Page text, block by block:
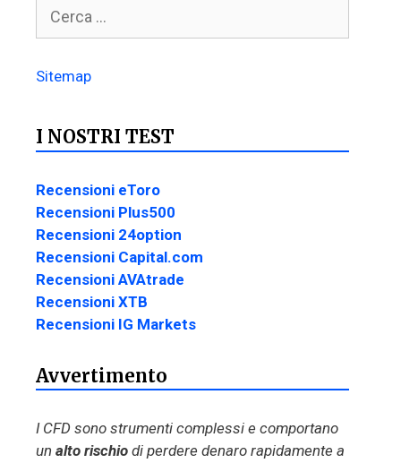
Sitemap
I NOSTRI TEST
Recensioni eToro
Recensioni Plus500
Recensioni 24option
Recensioni Capital.com
Recensioni AVAtrade
Recensioni XTB
Recensioni IG Markets
Avvertimento
I CFD sono strumenti complessi e comportano
un alto rischio di perdere denaro rapidamente a